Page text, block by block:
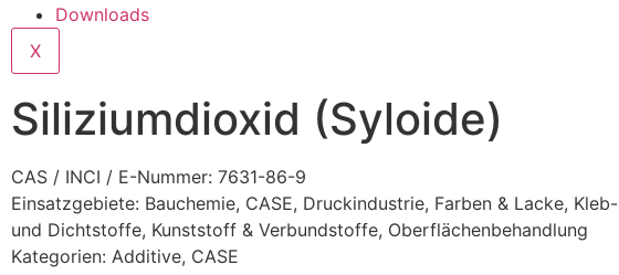
Downloads
X
Siliziumdioxid (Syloide)
CAS / INCI / E-Nummer: 7631-86-9
Einsatzgebiete: Bauchemie, CASE, Druckindustrie, Farben & Lacke, Kleb-
und Dichtstoffe, Kunststoff & Verbundstoffe, Oberflächenbehandlung
Kategorien: Additive, CASE